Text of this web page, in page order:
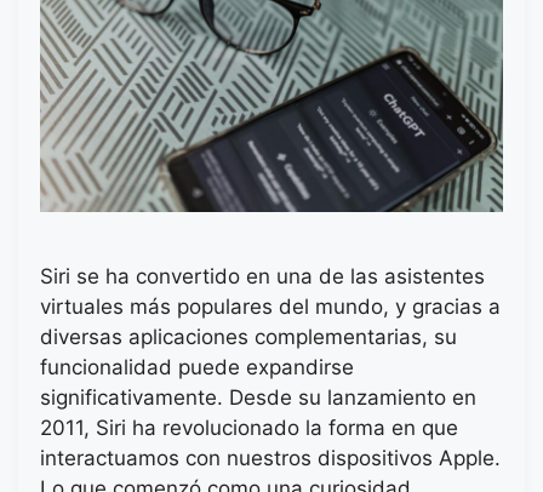
Siri se ha convertido en una de las asistentes
virtuales más populares del mundo, y gracias a
diversas aplicaciones complementarias, su
funcionalidad puede expandirse
significativamente. Desde su lanzamiento en
2011, Siri ha revolucionado la forma en que
interactuamos con nuestros dispositivos Apple.